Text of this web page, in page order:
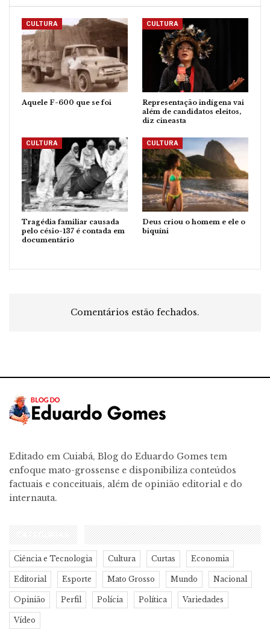
CULTURA
Aquele F-600 que se foi
CULTURA
Representação indígena vai
além de candidatos eleitos,
diz cineasta
CULTURA
Tragédia familiar causada
pelo césio-137 é contada em
documentário
CULTURA
Deus criou o homem e ele o
biquíni
Comentários estão fechados.
Editado em Cuiabá, Blog do Eduardo Gomes tem
enfoque mato-grossense e disponibiliza conteúdos
factuais e conceituais, além de opinião editorial e do
internauta.
CATEGORIAS
Ciência e Tecnologia Cultura Curtas Economia
Editorial Esporte Mato Grosso Mundo Nacional
Opinião Perfil Polícia Política Variedades
Vídeo